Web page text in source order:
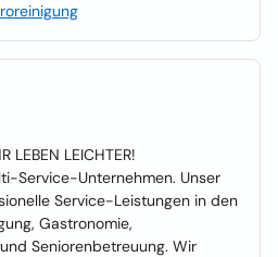
LEBEN LEICHTER!
Service-Unternehmen. Unser
Service-Leistungen in den
Gastronomie,
Seniorenbetreuung. Wir